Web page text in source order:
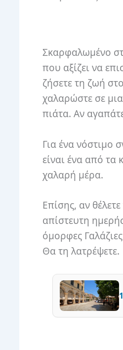
Σκαρφαλωμένο
που αξίζει να
ζήσετε τη ζωή
χαλαρώστε σε
πιάτα. Αν
Για ένα νόστιμο
είναι ένα από τα
χαλαρή μέρα.
Επίσης, αν
απίστευτη
όμορφες
Θα τη λατρέψετε.